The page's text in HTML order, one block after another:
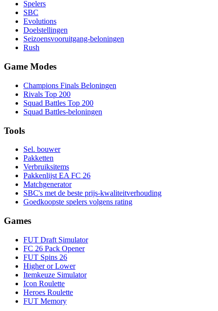
Spelers
SBC
Evolutions
Doelstellingen
Seizoensvooruitgang-beloningen
Rush
Game Modes
Champions Finals Beloningen
Rivals Top 200
Squad Battles Top 200
Squad Battles-beloningen
Tools
Sel. bouwer
Pakketten
Verbruiksitems
Pakkenlijst EA FC 26
Matchgenerator
SBC's met de beste prijs-kwaliteitverhouding
Goedkoopste spelers volgens rating
Games
FUT Draft Simulator
FC 26 Pack Opener
FUT Spins 26
Higher or Lower
Itemkeuze Simulator
Icon Roulette
Heroes Roulette
FUT Memory